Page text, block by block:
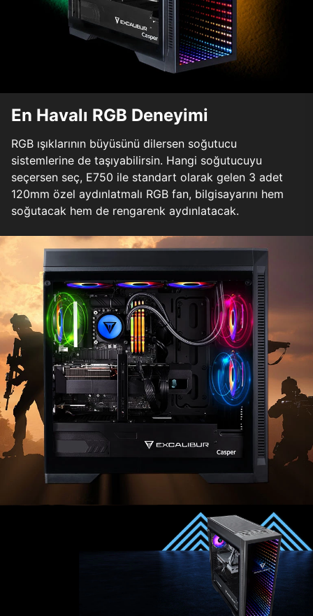
En Havalı RGB Deneyimi
RGB ışıklarının büyüsünü dilersen soğutucu
sistemlerine de taşıyabilirsin. Hangi soğutucuyu
seçersen seç, E750 ile standart olarak gelen 3 adet
120mm özel aydınlatmalı RGB fan, bilgisayarını hem
soğutacak hem de rengarenk aydınlatacak.